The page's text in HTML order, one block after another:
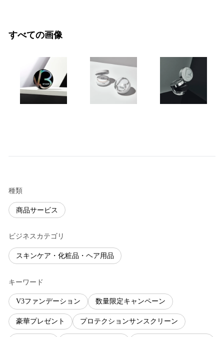
すべての画像
種類
商品サービス
ビジネスカテゴリ
スキンケア・化粧品・ヘア用品
キーワード
V3ファンデーション 数量限定キャンペーン
豪華プレゼント プロテクションサンスクリーン